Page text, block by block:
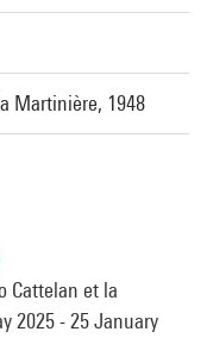
Martinière, 1948
Cattelan et la
2025 - 25 January